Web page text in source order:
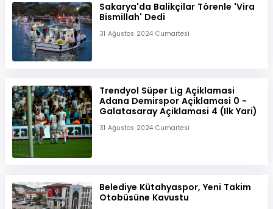
Sakarya'da Balikçilar Törenle 'Vira
Bismillah' Dedi
31 Ağustos 2024 Cumartesi
Trendyol Süper Lig Açiklamasi
Adana Demirspor Açiklamasi 0 -
Galatasaray Açiklamasi 4 (Ilk Yari)
31 Ağustos 2024 Cumartesi
Belediye Kütahyaspor, Yeni Takim
Otobüsüne Kavustu